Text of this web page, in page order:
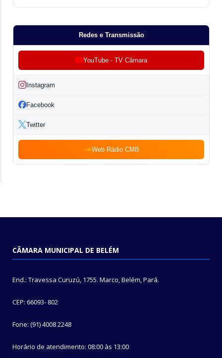
Redes e Transmissão
YouTube - TV Câmara
Instagram
Facebook
Twitter
Web Rádio CMB
CÂMARA MUNICIPAL DE BELÉM
End.: Travessa Curuzú, 1755. Marco, Belém, Pará.
CEP: 66093- 802
Fone: (91) 4008 2248
Horário de atendimento: 08:00 às 13:00